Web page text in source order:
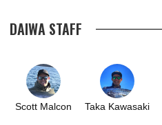
DAIWA STAFF
Scott Malcon Taka Kawasaki